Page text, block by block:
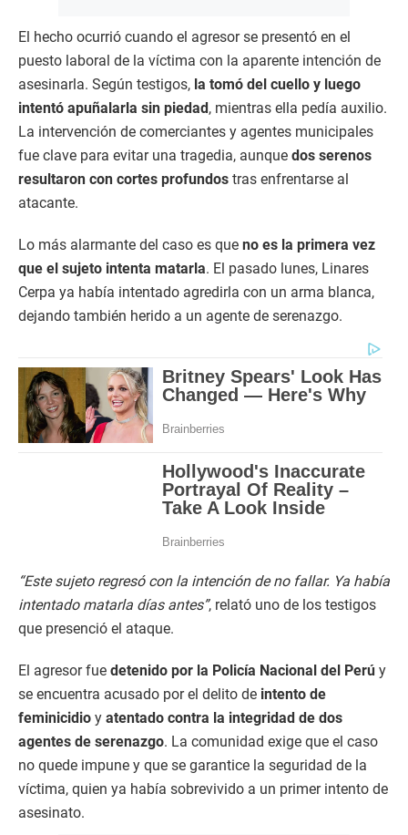
El hecho ocurrió cuando el agresor se presentó en el
puesto laboral de la víctima con la aparente intención de
asesinarla. Según testigos, la tomó del cuello y luego
intentó apuñalarla sin piedad, mientras ella pedía auxilio.
La intervención de comerciantes y agentes municipales
fue clave para evitar una tragedia, aunque dos serenos
resultaron con cortes profundos tras enfrentarse al
atacante.
Lo más alarmante del caso es que no es la primera vez
que el sujeto intenta matarla. El pasado lunes, Linares
Cerpa ya había intentado agredirla con un arma blanca,
dejando también herido a un agente de serenazgo.
“Este sujeto regresó con la intención de no fallar. Ya había
intentado matarla días antes”, relató uno de los testigos
que presenció el ataque.
El agresor fue detenido por la Policía Nacional del Perú y
se encuentra acusado por el delito de intento de
feminicidio y atentado contra la integridad de dos
agentes de serenazgo. La comunidad exige que el caso
no quede impune y que se garantice la seguridad de la
víctima, quien ya había sobrevivido a un primer intento de
asesinato.